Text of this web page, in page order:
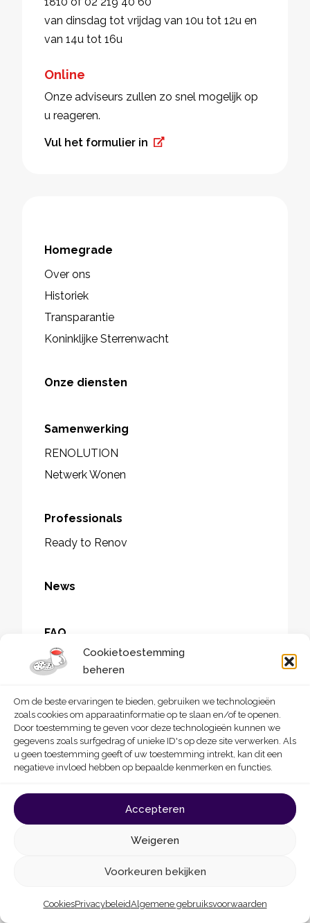
Cookietoestemming
beheren
Om de beste ervaringen te bieden, gebruiken we technologieën
zoals cookies om apparaatinformatie op te slaan en/of te openen.
Door toestemming te geven voor deze technologieën kunnen we
gegevens zoals surfgedrag of unieke ID's op deze site verwerken. Als
u geen toestemming geeft of uw toestemming intrekt, kan dit een
negatieve invloed hebben op bepaalde kenmerken en functies.
Accepteren
Weigeren
Voorkeuren bekijken
CookiesPrivacybeleidAlgemene gebruiksvoorwaarden
van dinsdag tot vrijdag van 10u tot 12u en
van 14u tot 16u
Online
Onze adviseurs zullen zo snel mogelijk op
u reageren.
Vul het formulier in
Homegrade
Over ons
Historiek
Transparantie
Koninklijke Sterrenwacht
Onze diensten
Samenwerking
RENOLUTION
Netwerk Wonen
Professionals
Ready to Renov
News
FAQ
Jobs
Pers
Contact
Vakmensen in het erfgoed